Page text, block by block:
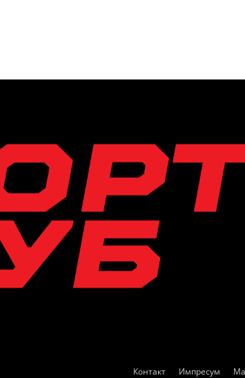
Контакт Импресум